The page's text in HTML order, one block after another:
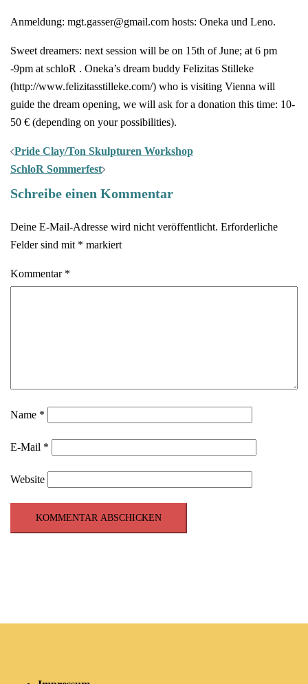
Anmeldung: mgt.gasser@gmail.com hosts: Oneka und Leno.
Sweet dreamers: next session will be on 15th of June; at 6 pm
-9pm at schloR . Oneka’s dream buddy Felizitas Stilleke
(http://www.felizitasstilleke.com/) who is visiting Vienna will
guide the dream opening, we will ask for a donation this time: 10-
50 € (depending on your possibilities).
Post
navigation
Pride Clay/Ton Skulpturen Workshop
SchloR Sommerfest
Schreibe einen Kommentar
Deine E-Mail-Adresse wird nicht veröffentlicht. Erforderliche
Felder sind mit * markiert
Kommentar *
Name *
E-Mail *
Website